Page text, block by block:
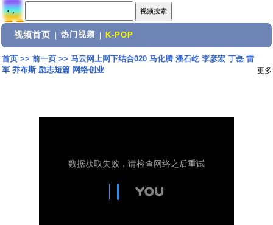
视频首页 热门视频 K-POP
首页>> 前一页>> 马云网上网下结合020 马化腾 潘石屹 李彦宏 丁磊 雷
军 乔布斯 励志短篇 网络创业
更多